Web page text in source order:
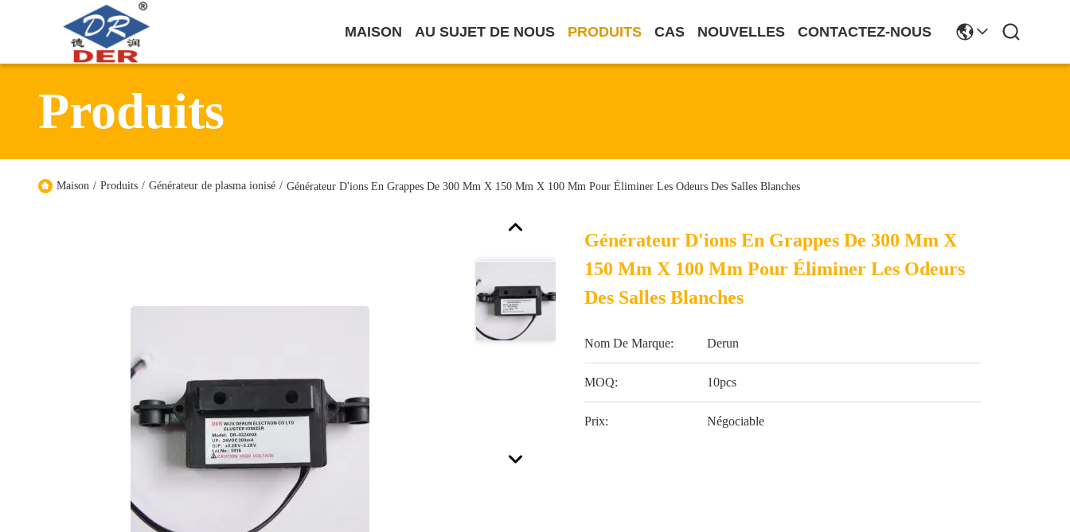
MAISON AU SUJET DE NOUS PRODUITS CAS NOUVELLES CONTACTEZ-NOUS
Produits
Maison / Produits / Générateur de plasma ionisé / Générateur D'ions En Grappes De 300 Mm X 150 Mm X 100 Mm Pour Éliminer Les Odeurs Des Salles Blanches
Générateur D'ions En Grappes De 300 Mm X
150 Mm X 100 Mm Pour Éliminer Les Odeurs
Des Salles Blanches
Nom De Marque: Derun
MOQ: 10pcs
Prix: Négociable